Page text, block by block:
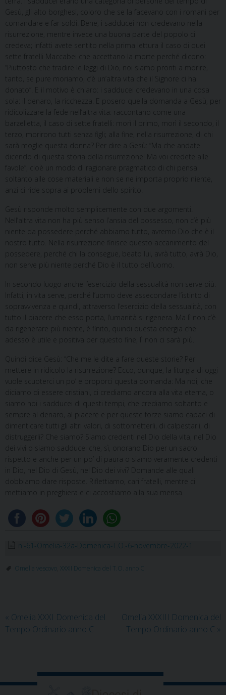
Gesù, gli alto borghesi, coloro che se la facevano con i romani per
comandare e far soldi. Bene, i sadducei non credevano nella
risurrezione, mentre invece una buona parte del popolo ci
credeva; infatti avete sentito nella prima lettura il caso di quei
sette fratelli Maccabei che accettano la morte perché dicono:
“Piuttosto che tradire le leggi di Dio, noi siamo pronti a morire,
tanto, se pure moriamo, c’è un’altra vita che il Signore ci ha
donato”. E il motivo è chiaro: i sadducei credevano in una cosa
sola: il denaro, la ricchezza. E posero quella domanda a Gesù, per
ridicolizzare la fede nell’altra vita: raccontano come una
barzelletta, il caso di sette fratelli: morì il primo, morì il secondo, il
terzo, morirono tutti senza figli; alla fine, nella risurrezione, di chi
sarà moglie questa donna? Per dire a Gesù: “Ma che andate
dicendo di questa storia della risurrezione! Ma voi credete alle
favole”, cioè un modo di ragionare pragmatico di chi pensa
soltanto alle cose materiali e non se ne importa proprio niente,
anzi ci ride sopra ai problemi dello spirito.
Gesù risponde molto semplicemente con due argomenti.
Nell’altra vita non ha più senso l’ansia del possesso, non c’è più
niente da possedere perché abbiamo tutto, avremo Dio che è il
nostro tutto. Nella risurrezione finisce questo accanimento del
possedere, perché chi la consegue, beato lui, avrà tutto, avrà Dio,
non serve più niente perché Dio è il tutto dell’uomo.
In secondo luogo anche l’esercizio della sessualità non serve più.
Infatti, in vita serve, perché l’uomo deve assecondare l’istinto di
sopravvivenza e quindi, attraverso l’esercizio della sessualità, con
tutto il piacere che esso porta, l’umanità si rigenera. Ma lì non c’è
da rigenerare più niente, è finito, quindi questa energia che
adesso è utile e positiva per questo fine, lì non ci sarà più.
Quindi dice Gesù: “Che me le dite a fare queste storie? Per
mettere in ridicolo la risurrezione? Ecco, dunque, la liturgia di oggi
vuole scuoterci un po’ e proporci questa domanda: Ma noi, che
diciamo di essere cristiani, ci crediamo ancora alla vita eterna, o
siamo noi i sadducei di questi tempi, che crediamo soltanto e
sempre al denaro, al piacere e per queste forze siamo capaci di
dimenticare tutti gli altri valori, di sottometterli, di calpestarli, di
distruggerli? Che siamo? Siamo credenti nel Dio della vita, nel Dio
dei vivi o siamo sadducei che, sì, onorano Dio per un sacro
rispetto e anche per un po’ di paura o siamo veramente credenti
in Dio, nel Dio di Gesù, nel Dio dei vivi? Domande alle quali
dobbiamo dare risposte. Riflettiamo, cari fratelli, mentre ci
mettiamo in preghiera e ci accostiamo alla sua mensa.
n.-61-Omelia-32a-Domenica-T.O.-6-novembre-2022-1
Omelia vescovo XXXII Domenica del T.O. anno C
« Omelia XXXI Domenica del
Tempo Ordinario anno C
Omelia XXXIII Domenica del
Tempo Ordinario anno C »